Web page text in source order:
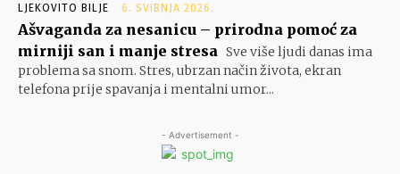
LJEKOVITO BILJE 6. SVIBNJA 2026.
Ašvaganda za nesanicu – prirodna pomoć za
mirniji san i manje stresa Sve više ljudi danas ima
problema sa snom. Stres, ubrzan način života, ekran
telefona prije spavanja i mentalni umor...
- Advertisement -